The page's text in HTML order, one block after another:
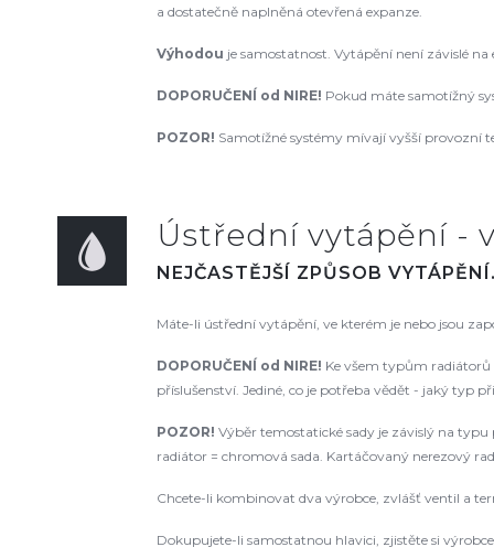
a dostatečně naplněná otevřená expanze.
Výhodou je samostatnost. Vytápění není závislé
DOPORUČENÍ od NIRE! Pokud máte samotížný
POZOR! Samotížné systémy mívají vyšší provozní
Ústřední vytápění -
NEJČASTĚJŠÍ ZPŮSOB
Máte-li ústřední vytápění, ve kterém je nebo jsou
DOPORUČENÍ od NIRE! Ke všem typům radiátorů
příslušenství. Jediné, co je potřeba vědět - jaký typ
POZOR! Výběr temostatické sady je závislý na
radiátor = chromová sada. Kartáčovaný nerezový
Chcete-li kombinovat dva výrobce, zvlášť ventil a
Dokupujete-li samostatnou hlavici, zjistěte si